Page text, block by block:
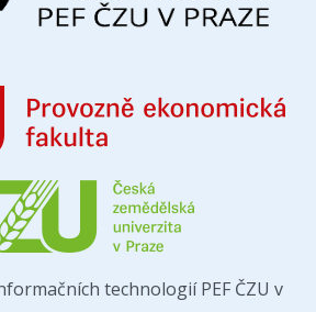
technologií PEF ČZU v